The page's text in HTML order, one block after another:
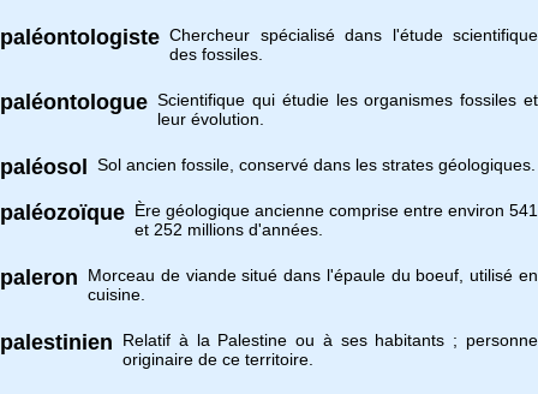
paléontologiste Chercheur spécialisé dans l'étude scientifique
des fossiles.
paléontologue Scientifique qui étudie les organismes fossiles et
leur évolution.
paléosol Sol ancien fossile, conservé dans les strates géologiques.
paléozoïque Ère géologique ancienne comprise entre environ 541
et 252 millions d'années.
paleron
Morceau de viande situé dans l'épaule du boeuf, utilisé en
cuisine.
palestinien
Relatif à la Palestine ou à ses habitants ; personne
originaire de ce territoire.